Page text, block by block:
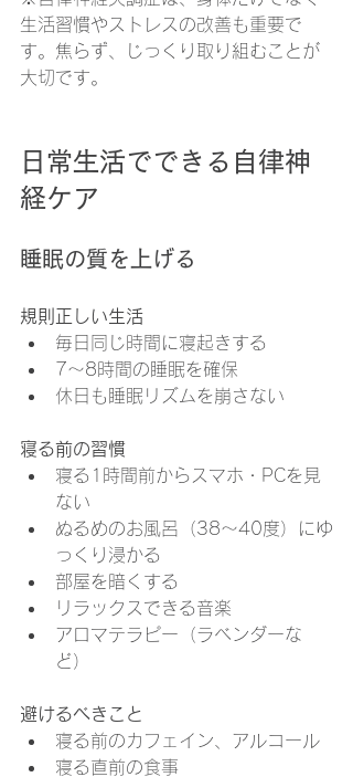
生活習慣やストレスの改善も重要で
す。焦らず、じっくり取り組むことが
大切です。
日常生活でできる自律神
経ケア
睡眠の質を上げる
規則正しい生活
毎日同じ時間に寝起きする
7〜8時間の睡眠を確保
休日も睡眠リズムを崩さない
寝る前の習慣
寝る1時間前からスマホ・PCを見
ない
ぬるめのお風呂（38〜40度）にゆ
っくり浸かる
部屋を暗くする
リラックスできる音楽
アロマテラピー（ラベンダーな
ど）
避けるべきこと
寝る前のカフェイン、アルコール
寝る直前の食事